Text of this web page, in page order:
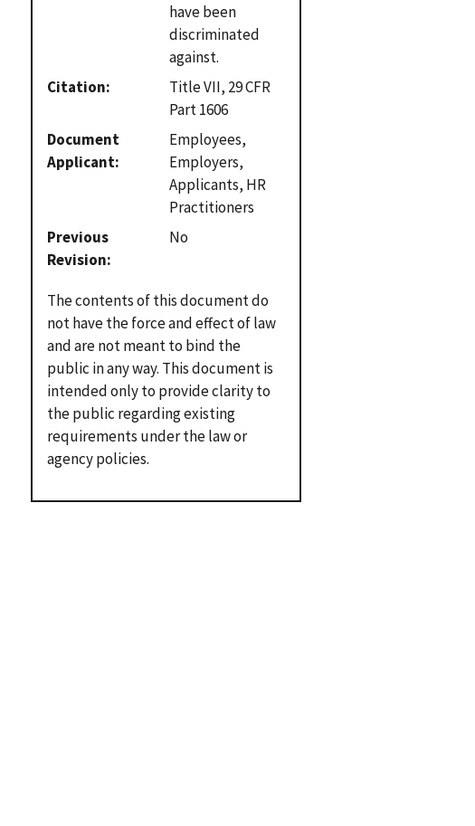
have been
discriminated
against.
Citation
Title VII, 29 CFR
Part 1606
Document
Applicant
Employees,
Employers,
Applicants, HR
Practitioners
Previous
Revision
No
The contents of this document do
not have the force and effect of law
and are not meant to bind the
public in any way. This document is
intended only to provide clarity to
the public regarding existing
requirements under the law or
agency policies.